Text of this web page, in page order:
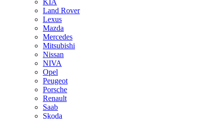
KIA
Land Rover
Lexus
Mazda
Mercedes
Mitsubishi
Nissan
NIVA
Opel
Peugeot
Porsche
Renault
Saab
Skoda